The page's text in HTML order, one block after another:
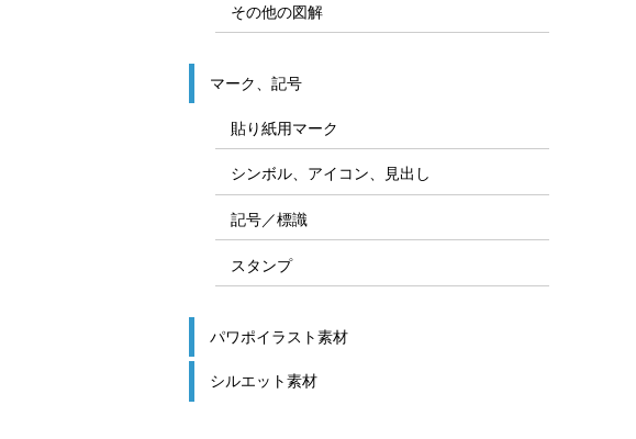
その他の図解
マーク、記号
貼り紙用マーク
シンボル、アイコン、見出し
記号／標識
スタンプ
パワポイラスト素材
シルエット素材